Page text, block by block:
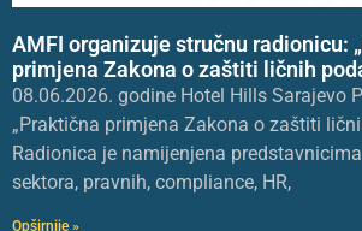
AMFI organizuje stručnu radionicu:
primjena Zakona o zaštiti ličnih
08.06.2026. godine Hotel Hills Sarajevo
„Praktična primjena Zakona o zaštiti
Radionica je namijenjena
sektora, pravnih, compliance, HR,
Opširnije »